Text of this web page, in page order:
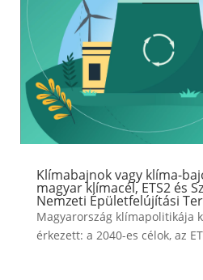
Klímabajnok vagy klíma-
magyar klímacél, ETS2 és
Nemzeti Épületfelújítási
Magyarország klímapolitikája
érkezett: a 2040-es célok, az